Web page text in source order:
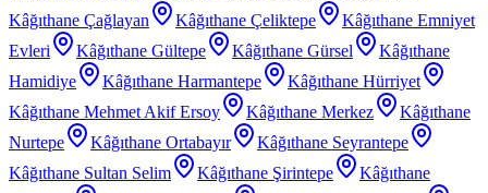
Kâğıthane Çağlayan
Kâğıthane Çeliktepe
Kâğıthane Emniyet
Evleri
Kâğıthane Gültepe Kâğıthane Gürsel
Kâğıthane
Hamidiye
Kâğıthane Harmantepe
Kâğıthane Hürriyet
Kâğıthane Mehmet Akif Ersoy
Kâğıthane Merkez
Kâğıthane
Nurtepe
Kâğıthane Ortabayır
Kâğıthane Seyrantepe
Kâğıthane Sultan Selim
Kâğıthane Şirintepe
Kâğıthane